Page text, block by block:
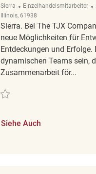
Sierra Kategorie
Einzelhandelsmitarbeiter
Illinois, 61938
Sierra. Bei The TJX
neue Möglichkeiten für
Entdeckungen und Erfolge.
dynamischen Teams sein,
Zusammenarbeit för...
Retten Merchandise Associate
Siehe Auch